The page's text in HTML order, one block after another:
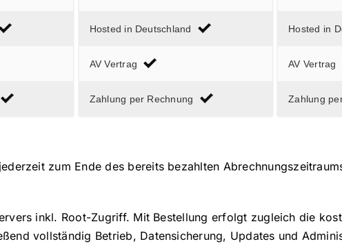
Hosted in Deutschland
AV Vertrag
Zahlung per Rechnung
Hosted in
AV Vertrag
Zahlung
zum Ende des bereits bezahlten
inkl. Root-Zugriff. Mit Bestellung erfolgt zugleich die
vollständig Betrieb, Datensicherung, Updates und